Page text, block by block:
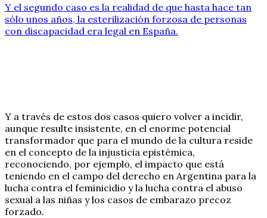
Y el segundo caso es la realidad de que hasta hace tan
sólo unos años, la esterilización forzosa de personas
con discapacidad era legal en España.
Y a través de estos dos casos quiero volver a incidir,
aunque resulte insistente, en el enorme potencial
transformador que para el mundo de la cultura reside
en el concepto de la injusticia epistémica,
reconociendo, por ejemplo, el impacto que está
teniendo en el campo del derecho en Argentina para la
lucha contra el feminicidio y la lucha contra el abuso
sexual a las niñas y los casos de embarazo precoz
forzado.